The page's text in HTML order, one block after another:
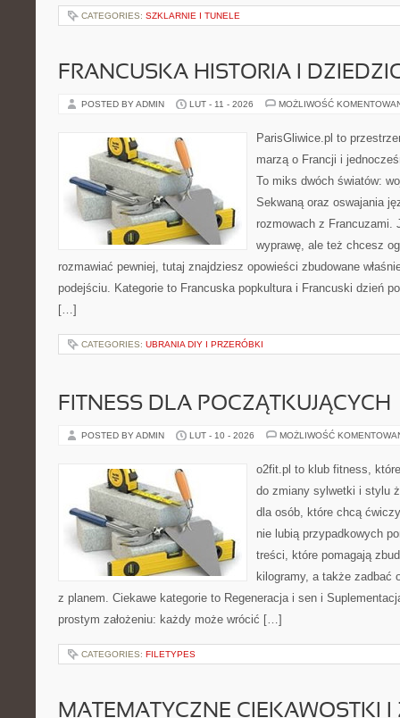
CATEGORIES: SZKLARNIE I TUNELE
FRANCUSKA HISTORIA I
POSTED BY ADMIN LUT - 11 - 2026 MOŻLIWOŚĆ
ParisGliwice.pl to
marzą o Francji i
To miks dwóch światów:
Sekwaną oraz oswajania
rozmowach z Francuzami.
wyprawę, ale też chcesz
rozmawiać pewniej, tutaj znajdziesz opowieści zbudowane
podejściu. Kategorie to Francuska popkultura i Francuski dzień
[…]
CATEGORIES: UBRANIA DIY I PRZERÓBKI
FITNESS DLA POCZĄTKUJĄCYCH
POSTED BY ADMIN LUT - 10 - 2026 MOŻLIWOŚĆ
o2fit.pl to klub fitness,
do zmiany sylwetki i stylu
dla osób, które chcą
nie lubią przypadkowych
treści, które pomagają
kilogramy, a także
z planem. Ciekawe kategorie to Regeneracja i sen i
prostym założeniu: każdy może wrócić […]
CATEGORIES: FILETYPES
MATEMATYCZNE CIEKAWOSTKI